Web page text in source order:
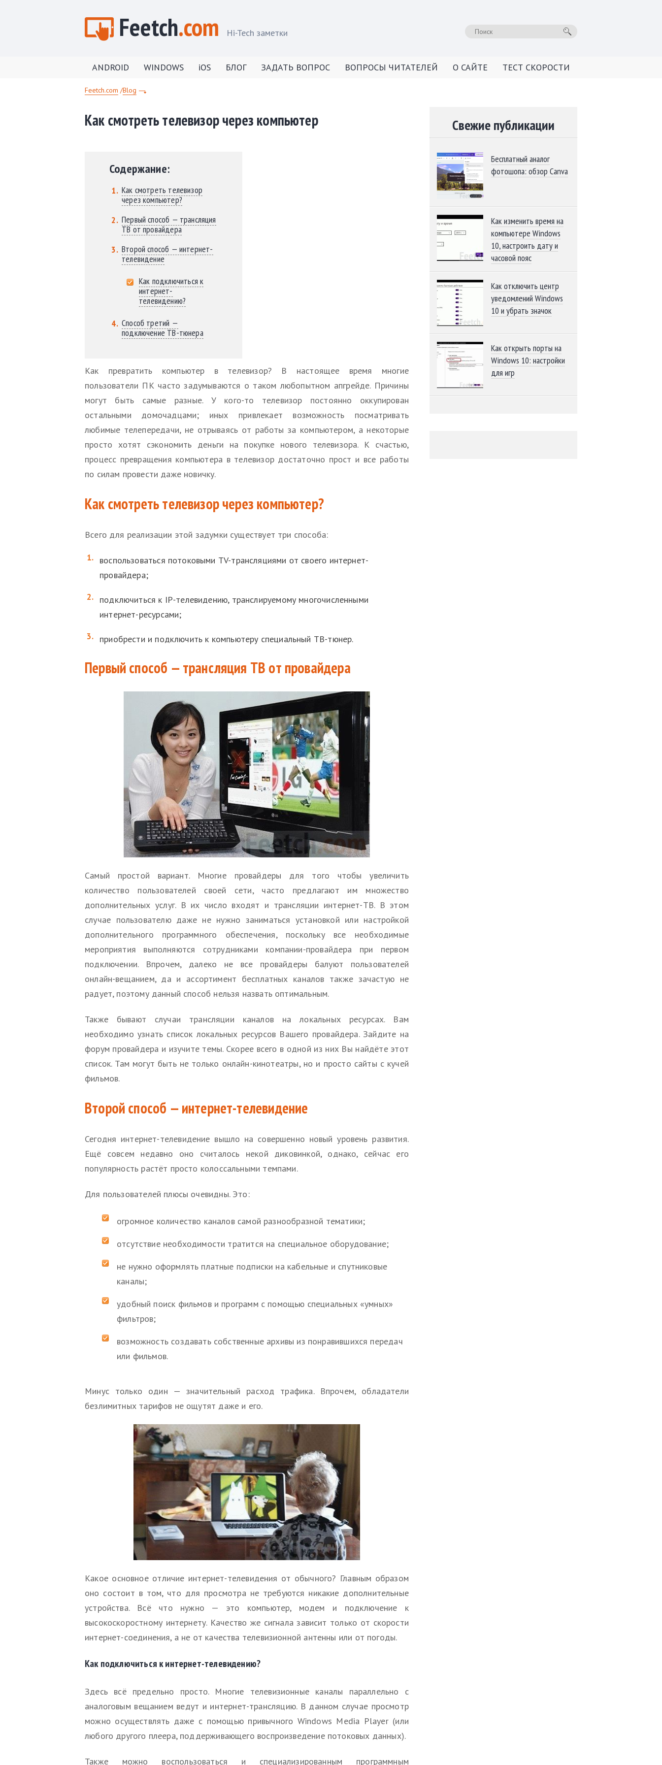
Feetch.com Hi-Tech заметки
ANDROID WINDOWS iOS БЛОГ ЗАДАТЬ ВОПРОС ВОПРОСЫ ЧИТАТЕЛЕЙ О САЙТЕ ТЕСТ СКОРОСТИ
Feetch.com Blog
Как смотреть телевизор через компьютер
Содержание:
Как смотреть телевизор
через компьютер?
Первый способ — трансляция
ТВ от провайдера
Второй способ — интернет-
телевидение
Как подключиться к
интернет-
телевидению?
Способ третий —
подключение ТВ-тюнера
Как превратить компьютер в телевизор? В настоящее время многие
пользователи ПК часто задумываются о таком любопытном апгрейде. Причины
могут быть самые разные. У кого-то телевизор постоянно оккупирован
остальными домочадцами; иных привлекает возможность посматривать
любимые телепередачи, не отрываясь от работы за компьютером, а некоторые
просто хотят сэкономить деньги на покупке нового телевизора. К счастью,
процесс превращения компьютера в телевизор достаточно прост и все работы
по силам провести даже новичку.
Как смотреть телевизор через компьютер?
Всего для реализации этой задумки существует три способа:
воспользоваться потоковыми TV-трансляциями от своего интернет-
провайдера;
подключиться к IP-телевидению, транслируемому многочисленными
интернет-ресурсами;
приобрести и подключить к компьютеру специальный ТВ-тюнер.
Первый способ — трансляция ТВ от провайдера
Самый простой вариант. Многие провайдеры для того чтобы увеличить
количество пользователей своей сети, часто предлагают им множество
дополнительных услуг. В их число входят и трансляции интернет-ТВ. В этом
случае пользователю даже не нужно заниматься установкой или настройкой
дополнительного программного обеспечения, поскольку все необходимые
мероприятия выполняются сотрудниками компании-провайдера при первом
подключении. Впрочем, далеко не все провайдеры балуют пользователей
онлайн-вещанием, да и ассортимент бесплатных каналов также зачастую не
радует, поэтому данный способ нельзя назвать оптимальным.
Также бывают случаи трансляции каналов на локальных ресурсах. Вам
необходимо узнать список локальных ресурсов Вашего провайдера. Зайдите на
форум провайдера и изучите темы. Скорее всего в одной из них Вы найдёте этот
список. Там могут быть не только онлайн-кинотеатры, но и просто сайты с кучей
фильмов.
Второй способ — интернет-телевидение
Сегодня интернет-телевидение вышло на совершенно новый уровень развития.
Ещё совсем недавно оно считалось некой диковинкой, однако, сейчас его
популярность растёт просто колоссальными темпами.
Для пользователей плюсы очевидны. Это:
огромное количество каналов самой разнообразной тематики;
отсутствие необходимости тратится на специальное оборудование;
не нужно оформлять платные подписки на кабельные и спутниковые
каналы;
удобный поиск фильмов и программ с помощью специальных «умных»
фильтров;
возможность создавать собственные архивы из понравившихся передач
или фильмов.
Минус только один — значительный расход трафика. Впрочем, обладатели
безлимитных тарифов не ощутят даже и его.
Какое основное отличие интернет-телевидения от обычного? Главным образом
оно состоит в том, что для просмотра не требуются никакие дополнительные
устройства. Всё что нужно — это компьютер, модем и подключение к
высокоскоростному интернету. Качество же сигнала зависит только от скорости
интернет-соединения, а не от качества телевизионной антенны или от погоды.
Как подключиться к интернет-телевидению?
Здесь всё предельно просто. Многие телевизионные каналы параллельно с
аналоговым вещанием ведут и интернет-трансляцию. В данном случае просмотр
можно осуществлять даже с помощью привычного Windows Media Player (или
любого другого плеера, поддерживающего воспроизведение потоковых данных).
Также можно воспользоваться и специализированным программным
Свежие публикации
Бесплатный аналог
фотошопа: обзор Canva
Как изменить время на
компьютере Windows
10, настроить дату и
часовой пояс
Как отключить центр
уведомлений Windows
10 и убрать значок
Как открыть порты на
Windows 10: настройки
для игр